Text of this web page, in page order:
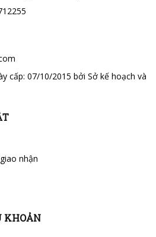
cấp: 07/10/2015 bởi Sở kế hoạch và
nhận
KHOẢN